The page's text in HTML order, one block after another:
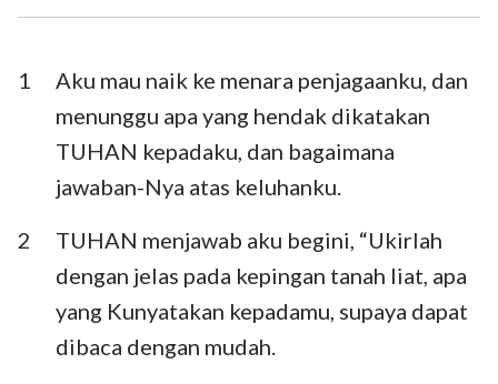
Ezra Nehemia
Ester Ayub
Mazmur Amsal
Kidung Agung
Ratapan Yehezkiel
Daniel Hosea
1
Aku mau naik ke menara penjagaanku, dan
menunggu apa yang hendak dikatakan
TUHAN kepadaku, dan bagaimana
jawaban-Nya atas keluhanku.
2
TUHAN menjawab aku begini, “Ukirlah
dengan jelas pada kepingan tanah liat, apa
yang Kunyatakan kepadamu, supaya dapat
dibaca dengan mudah.